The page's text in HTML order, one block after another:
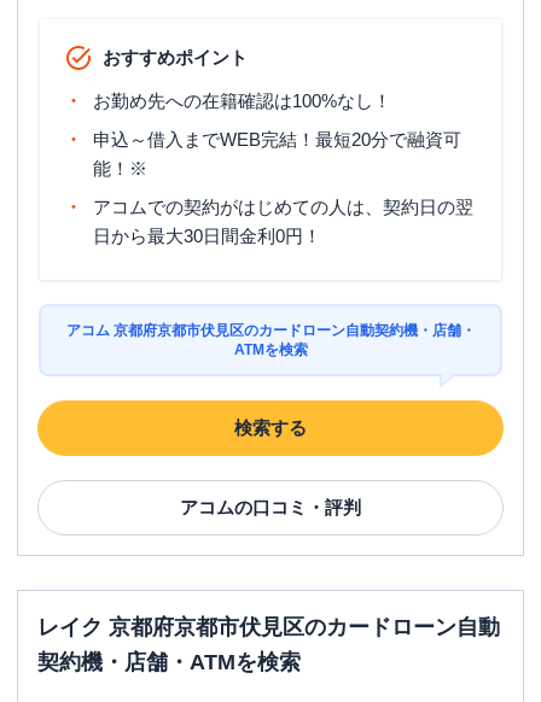
おすすめポイント
お勤め先への在籍確認は100%なし！
申込～借入までWEB完結！最短20分で融資可
能！※
アコムでの契約がはじめての人は、契約日の翌
日から最大30日間金利0円！
アコム 京都府京都市伏見区のカードローン自動契約機・店舗・
ATMを検索
検索する
アコムの口コミ・評判
レイク 京都府京都市伏見区のカードローン自動
契約機・店舗・ATMを検索